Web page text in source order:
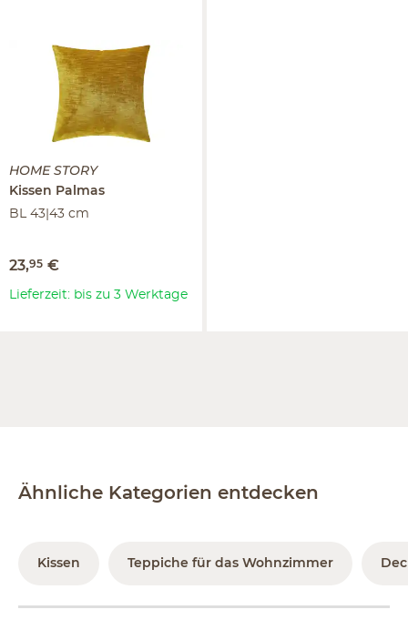
HOME STORY
Kissen Palmas
BL 43|43 cm
23,95 €
Lieferzeit: bis zu 3 Werktage
Ähnliche Kategorien entdecken
Kissen Teppiche für das Wohnzimmer